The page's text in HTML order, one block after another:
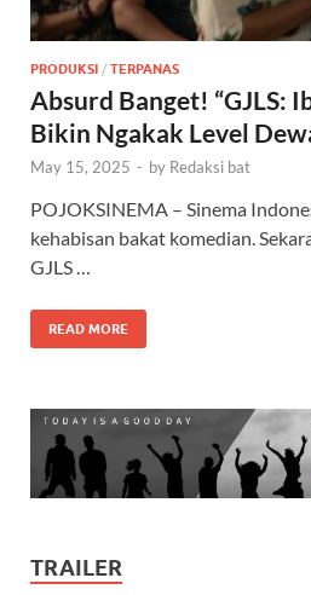
PRODUKSI / TERPANAS
Absurd Banget! “GJLS:
Bikin Ngakak Level
May 15, 2025 - by Redaksi bat
POJOKSINEMA – Sinema
kehabisan bakat komedian.
GJLS …
READ MORE
TRAILER